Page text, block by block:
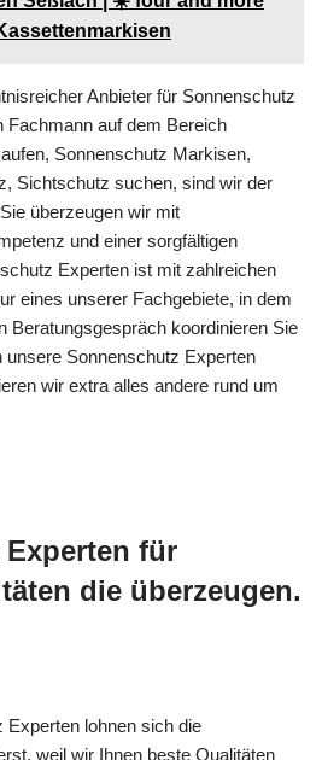
Anbieter für Sonnenschutz
Fachmann auf dem Bereich
Sonnenschutz Markisen,
Sichtschutz suchen, sind wir der
überzeugen wir mit
und einer sorgfältigen
Experten ist mit zahlreichen
eines unserer Fachgebiete, in dem
Beratungsgespräch koordinieren Sie
Sonnenschutz Experten
wir extra alles andere rund um
für
die überzeugen.
Experten lohnen sich die
weil wir Ihnen beste Qualitäten